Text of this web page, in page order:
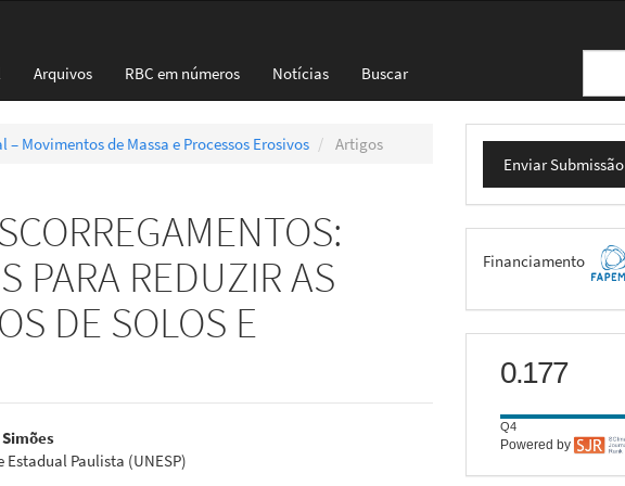
Arquivos RBC em números Notícias Buscar
– Movimentos de Massa e Processos Erosivos Artigos
PARA REDUZIR AS
DE SOLOS E
Estadual Paulista (UNESP)
Enviar
Submissão
Enviar Submissão
FAPEMIG
Financiamento
scimago
0.177
Q4
Powered by